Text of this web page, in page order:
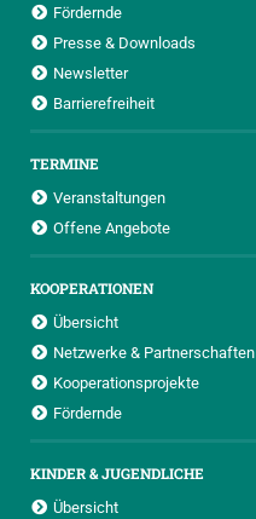
Fördernde
Presse & Downloads
Newsletter
Barrierefreiheit
TERMINE
Veranstaltungen
Offene Angebote
KOOPERATIONEN
Übersicht
Netzwerke & Partnerschaften
Kooperationsprojekte
Fördernde
KINDER & JUGENDLICHE
Übersicht